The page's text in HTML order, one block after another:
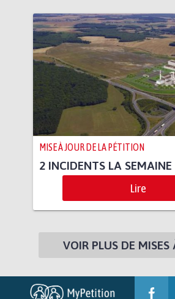
MISE À JOUR DE LA PÉTITION
2 INCIDENTS LA SEMAINE
Lire
VOIR PLUS DE MISES